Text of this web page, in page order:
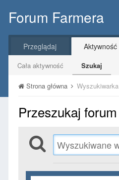
Forum Farmera
Przeglądaj Aktywność
Cała aktywność Szukaj
Strona główna Wyszukiwarka
Przeszukaj forum